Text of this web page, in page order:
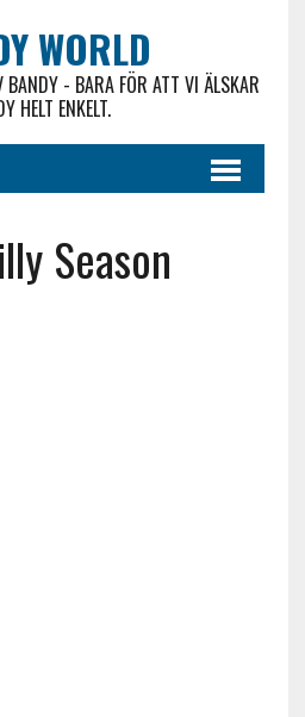
WORLD
BANDY - BARA FÖR ATT VI ÄLSKAR
HELT ENKELT.
Season